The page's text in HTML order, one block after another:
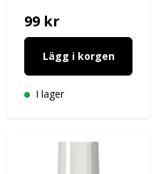
99 kr
Lägg i korgen
I lager